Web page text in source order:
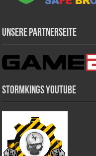
Unsere Partnerseite
Stormkings Youtube